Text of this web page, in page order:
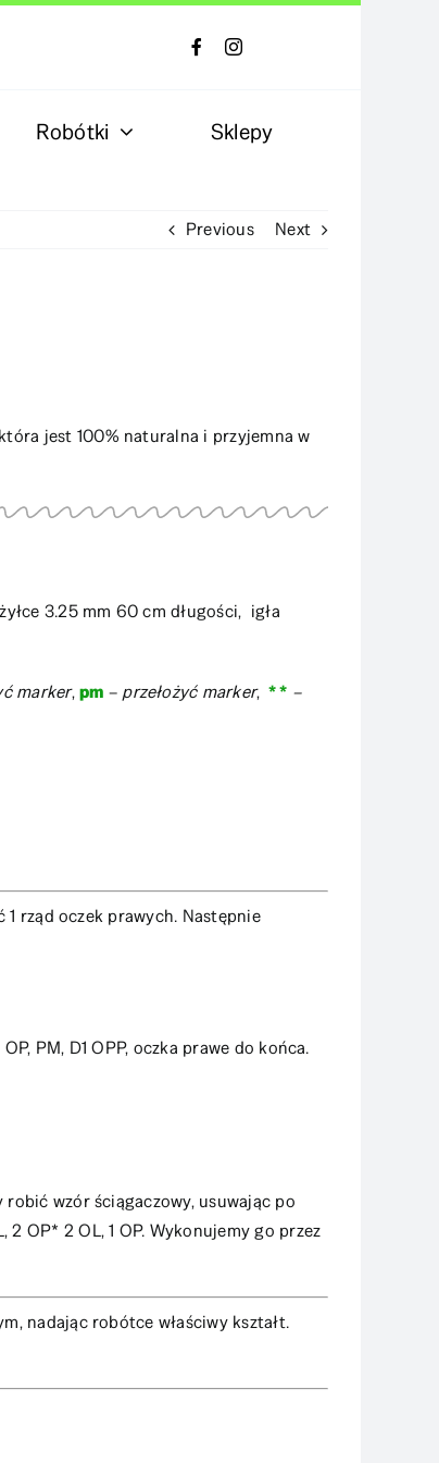
Robótki Sklepy
Previous Next
jest 100% naturalna i przyjemna w
3.25 mm 60 cm długości, igła
marker,pm – przełożyć marker, * * –
rząd oczek prawych. Następnie
PM, D1 OPP, oczka prawe do końca.
wzór ściągaczowy, usuwając po
OP* 2 OL, 1 OP. Wykonujemy go przez
nadając robótce właściwy kształt.